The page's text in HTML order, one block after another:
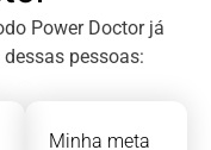
Power Doctor já
pessoas:
Minha meta